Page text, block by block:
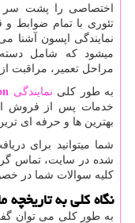
اختصاصی را پشت سر
تئوری با تمام ضوابط و
نمایندگی اپسون آشنا
میشود که شامل
مراحل تعمیر، مراقبت
به طور کلی نمایندگی
خدمات پس از فروش
بهترین ها و حرفه ای
شما میتوانید برای
شده در سایت، تماس
کلیه سوالات شما در
نگاه کلی به
به طور کلی می توان